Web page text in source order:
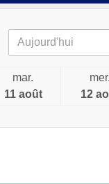
mar.
11 août
mer.
12